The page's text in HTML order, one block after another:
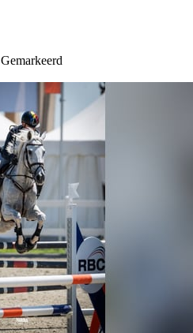
Gemarkeerd